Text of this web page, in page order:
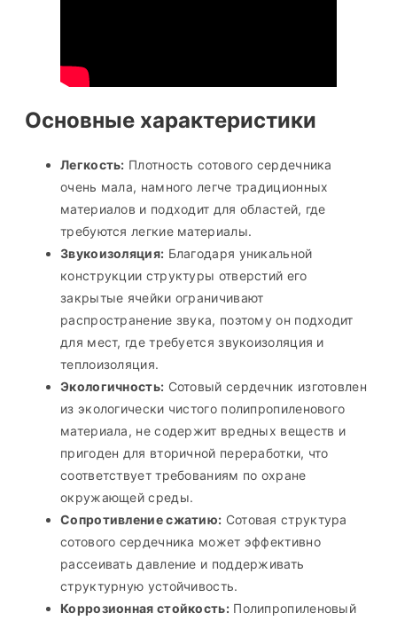
Основные характеристики
Легкость: Плотность сотового сердечника
очень мала, намного легче традиционных
материалов и подходит для областей, где
требуются легкие материалы.
Звукоизоляция: Благодаря уникальной
конструкции структуры отверстий его
закрытые ячейки ограничивают
распространение звука, поэтому он подходит
для мест, где требуется звукоизоляция и
теплоизоляция.
Экологичность: Сотовый сердечник изготовлен
из экологически чистого полипропиленового
материала, не содержит вредных веществ и
пригоден для вторичной переработки, что
соответствует требованиям по охране
окружающей среды.
Сопротивление сжатию: Сотовая структура
сотового сердечника может эффективно
рассеивать давление и поддерживать
структурную устойчивость.
Коррозионная стойкость:Полипропиленовый